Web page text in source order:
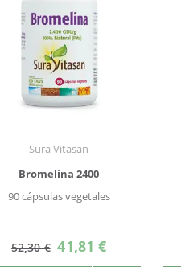
Sura Vitasan
Bromelina 2400
90 cápsulas vegetales
52,30 € Precio
especial
41,81 €